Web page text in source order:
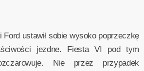
Ford ustawił sobie wysoko poprzeczkę
jezdne. Fiesta VI pod tym
Nie przez przypadek